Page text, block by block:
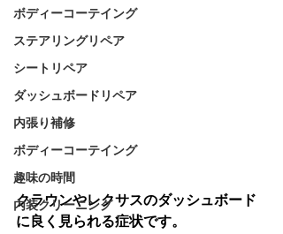
ボディーコーテイング
ステアリングリペア
シートリペア
ダッシュボードリペア
内張り補修
ボディーコーテイング
趣味の時間
内装クリーニング
クラウンやレクサスのダッシュボード
に良く見られる症状です。